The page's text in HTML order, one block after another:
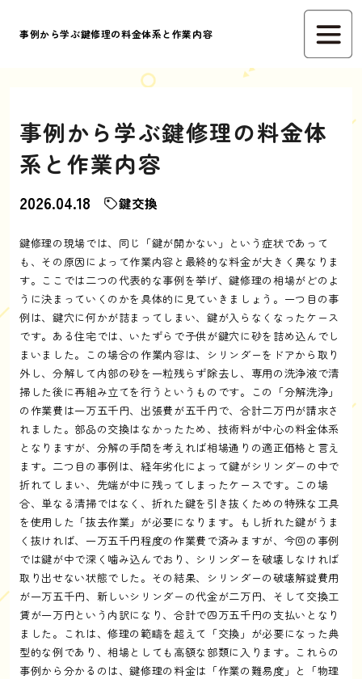
事例から学ぶ鍵修理の料金体系と作業内容
事例から学ぶ鍵修理の料金体
系と作業内容
2026.04.18 鍵交換
鍵修理の現場では、同じ「鍵が開かない」という症状であって
も、その原因によって作業内容と最終的な料金が大きく異なりま
す。ここでは二つの代表的な事例を挙げ、鍵修理の相場がどのよ
うに決まっていくのかを具体的に見ていきましょう。一つ目の事
例は、鍵穴に何かが詰まってしまい、鍵が入らなくなったケース
です。ある住宅では、いたずらで子供が鍵穴に砂を詰め込んでし
まいました。この場合の作業内容は、シリンダーをドアから取り
外し、分解して内部の砂を一粒残らず除去し、専用の洗浄液で清
掃した後に再組み立てを行うというものです。この「分解洗浄」
の作業費は一万五千円、出張費が五千円で、合計二万円が請求さ
れました。部品の交換はなかったため、技術料が中心の料金体系
となりますが、分解の手間を考えれば相場通りの適正価格と言え
ます。二つ目の事例は、経年劣化によって鍵がシリンダーの中で
折れてしまい、先端が中に残ってしまったケースです。この場
合、単なる清掃ではなく、折れた鍵を引き抜くための特殊な工具
を使用した「抜去作業」が必要になります。もし折れた鍵がうま
く抜ければ、一万五千円程度の作業費で済みますが、今回の事例
では鍵が中で深く噛み込んでおり、シリンダーを破壊しなければ
取り出せない状態でした。その結果、シリンダーの破壊解錠費用
が一万五千円、新しいシリンダーの代金が二万円、そして交換工
賃が一万円という内訳になり、合計で四万五千円の支払いとなり
ました。これは、修理の範疇を超えて「交換」が必要になった典
型的な例であり、相場としても高額な部類に入ります。これらの
事例から分かるのは、鍵修理の料金は「作業の難易度」と「物理